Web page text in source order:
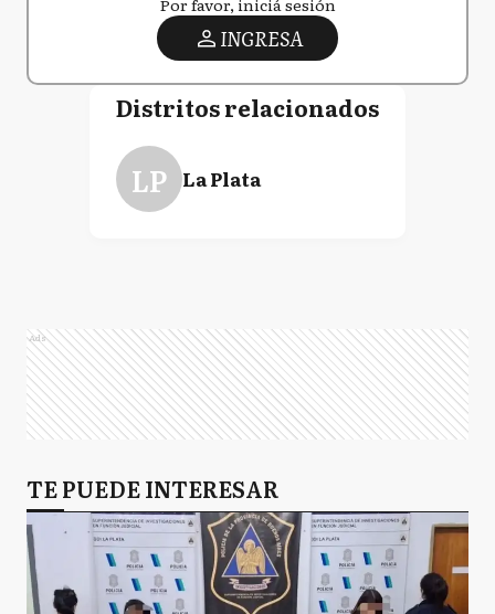
Por favor, iniciá sesión
INGRESA
Distritos relacionados
LP La Plata
Ads
TE PUEDE INTERESAR